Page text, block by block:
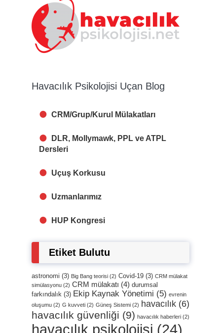
Havacılık Psikolojisi Uçan Blog
CRM/Grup/Kurul Mülakatları
DLR, Mollymawk, PPL ve ATPL
Dersleri
Uçuş Korkusu
Uzmanlarımız
HUP Kongresi
Etiket Bulutu
astronomi (3) Big Bang teorisi (2) Covid-19 (3) CRM mülakat
simülasyonu (2) CRM mülakatı (4) durumsal
farkındalık (3) Ekip Kaynak Yönetimi (5) evrenin
oluşumu (2) G kuvveti (2) Güneş Sistemi (2) havacılık (6)
havacılık güvenliği (9) havacılık haberleri (2)
havacılık psikolojisi (24)